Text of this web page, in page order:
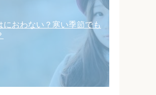
におわない？寒い季節でも